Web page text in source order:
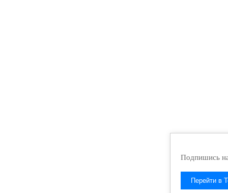
Подпишись
Перейти в